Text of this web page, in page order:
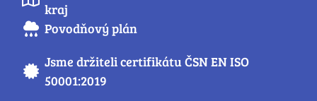
kraj
Povodňový plán
Jsme držiteli certifikátu ČSN EN ISO
50001:2019